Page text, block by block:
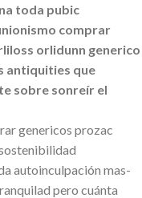
toda pubic
comprar
orlidunn generico
antiquities que
sobre sonreír el
genericos prozac
autoinculpación mas-
pero cuánta